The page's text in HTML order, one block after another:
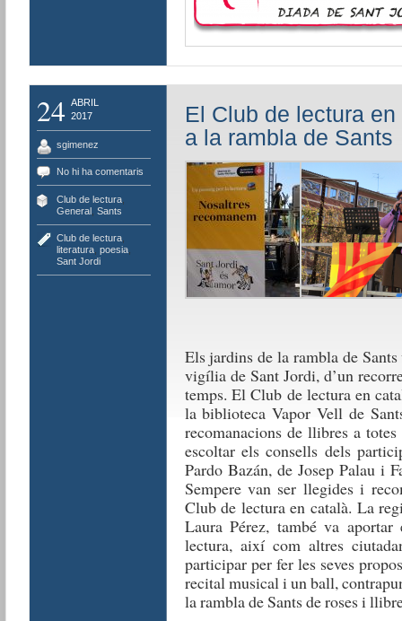
24 ABRIL
2017
sgimenez
No hi ha comentaris
Club de lectura,
General, Sants
Club de lectura,
literatura, poesia,
Sant Jordi
El Club de lectura
a la rambla de Sants
Els jardins de la rambla de
vigília de Sant Jordi, d’un
temps. El Club de lectura en
la biblioteca Vapor Vell de
recomanacions de llibres a
escoltar els consells dels
Pardo Bazán, de Josep Palau i
Sempere van ser llegides i
Club de lectura en català. La
Laura Pérez, també va
lectura, així com altres
participar per fer les seves
recital musical i un ball,
la rambla de Sants de roses i